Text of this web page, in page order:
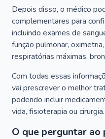
Depois disso, o médico
complementares para
incluindo exames de
função pulmonar,
respiratórias máximas,
Com todas essas
vai prescrever o melhor
podendo incluir
vida, fisioterapia ou cirurgia.
O que perguntar